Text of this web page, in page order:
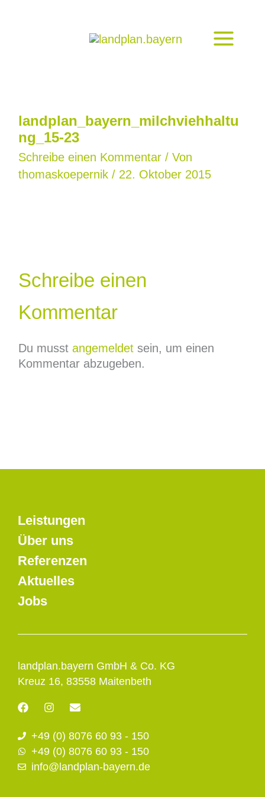
landplan_bayern_milchviehhaltu
ng_15-23
Schreibe einen Kommentar / Von
thomaskoepernik / 22. Oktober 2015
Schreibe einen
Kommentar
Du musst angemeldetsein, um einen
Kommentar abzugeben.
landplan.bayern GmbH & Co. KG
Kreuz 16, 83558 Maitenbeth
F
a
e
b
o
o
I
n
t
a
g
r
E
e
l
o
p
+49 (0) 8076 60 93 - 150
+49 (0) 8076 60 93 - 150
info@landplan-bayern.de
Leistungen
Über uns
Referenzen
Aktuelles
Jobs